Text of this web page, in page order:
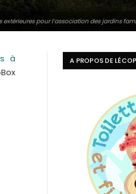
extérieures pour l’association des jardins
à
A PROPOS DE